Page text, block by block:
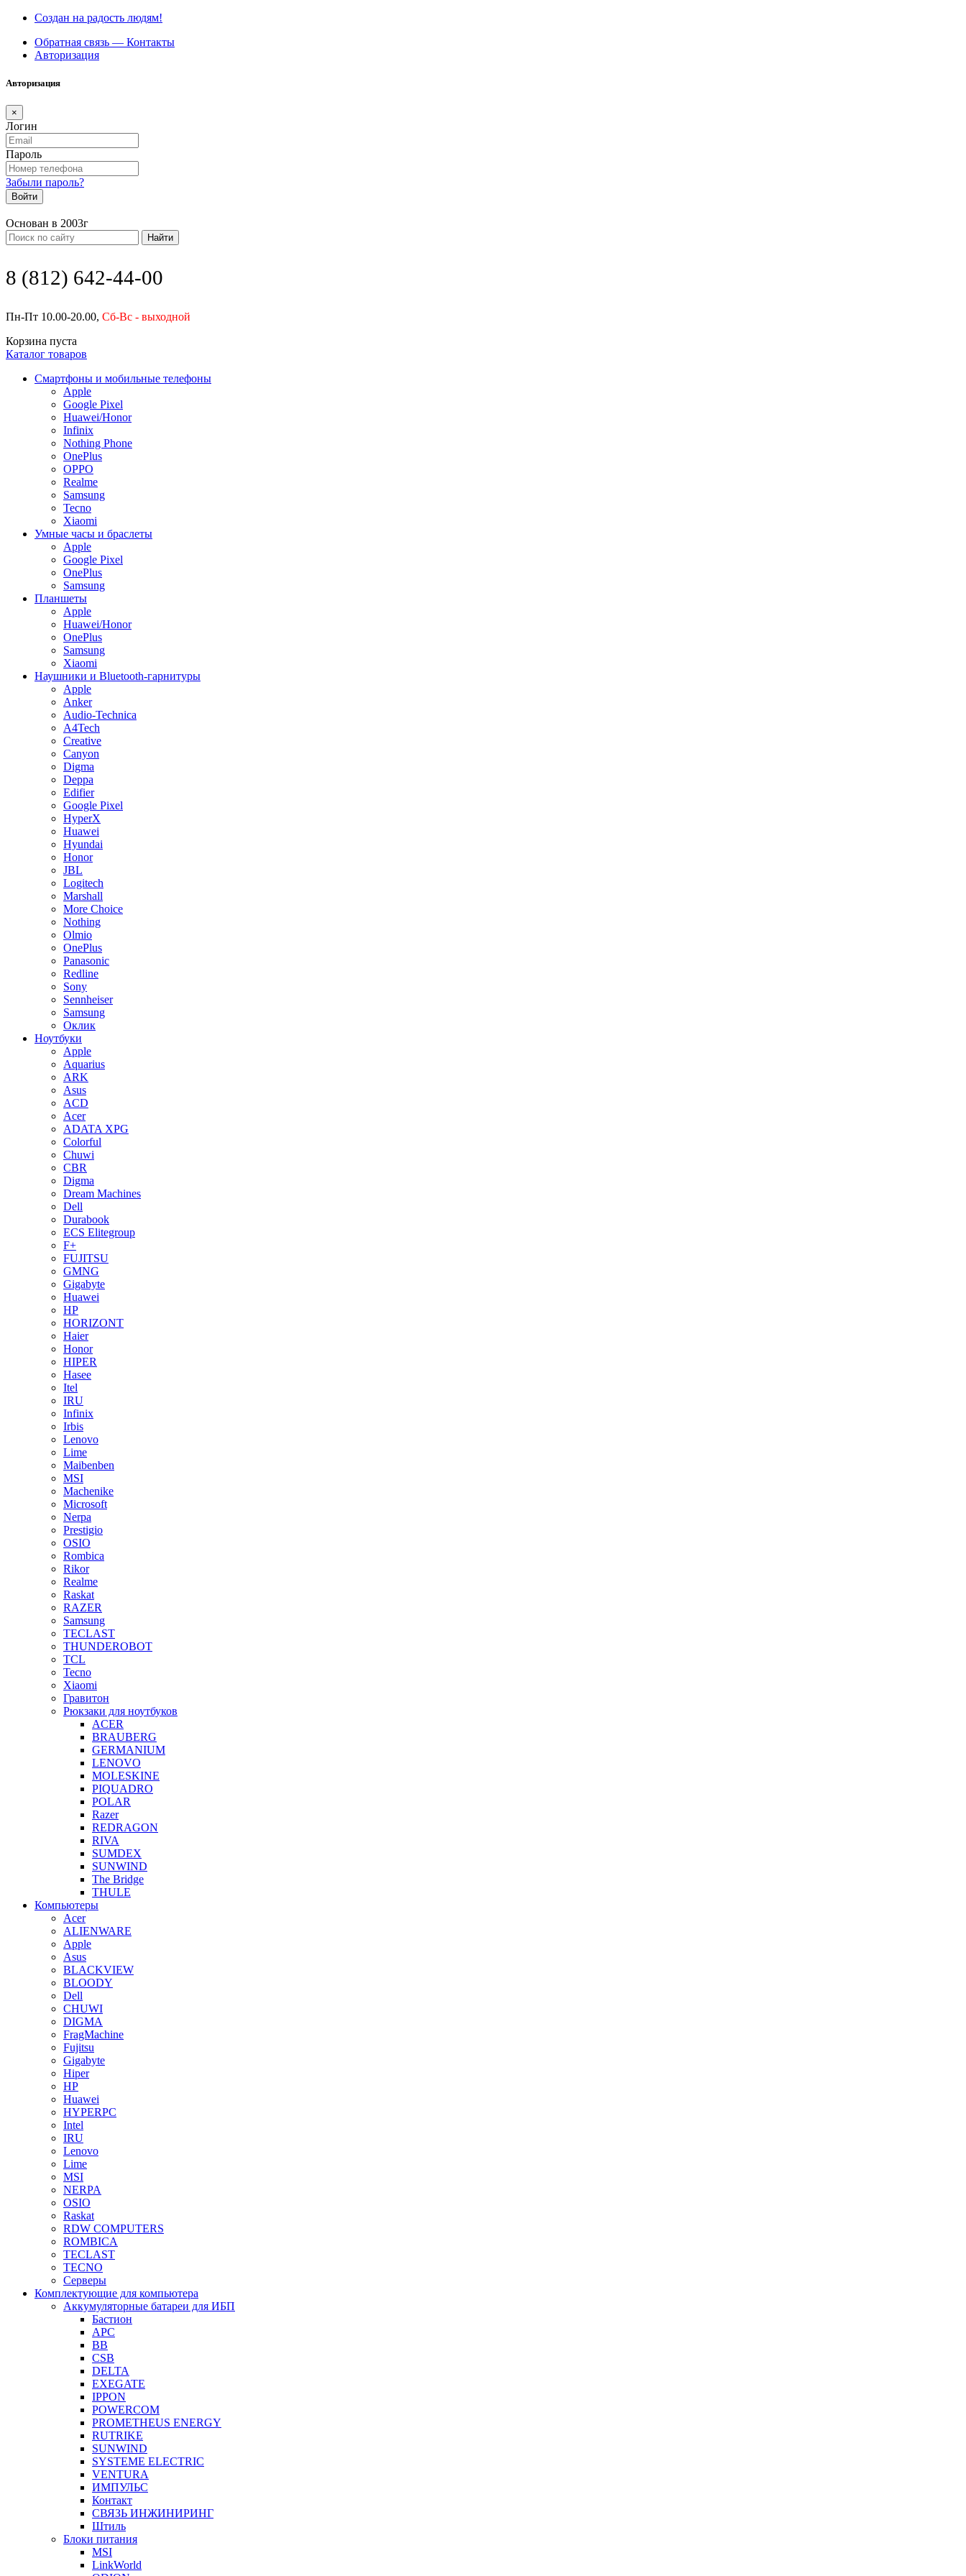
Создан на радость людям!
Обратная связь — Контакты
Авторизация
Авторизация
×
Логин
Пароль
Забыли пароль?
Войти
Основан в 2003г
Найти
8 (812) 642-44-00
Пн-Пт 10.00-20.00, Сб-Вс - выходной
Корзина пуста
Каталог товаров
Смартфоны и мобильные телефоны
Apple
Google Pixel
Huawei/Honor
Infinix
Nothing Phone
OnePlus
OPPO
Realme
Samsung
Tecno
Xiaomi
Умные часы и браслеты
Apple
Google Pixel
OnePlus
Samsung
Планшеты
Apple
Huawei/Honor
OnePlus
Samsung
Xiaomi
Наушники и Bluetooth-гарнитуры
Apple
Anker
Audio-Technica
A4Tech
Creative
Canyon
Digma
Deppa
Edifier
Google Pixel
HyperX
Huawei
Hyundai
Honor
JBL
Logitech
Marshall
More Choice
Nothing
Olmio
OnePlus
Panasonic
Redline
Sony
Sennheiser
Samsung
Оклик
Ноутбуки
Apple
Aquarius
ARK
Asus
ACD
Acer
ADATA XPG
Colorful
Chuwi
CBR
Digma
Dream Machines
Dell
Durabook
ECS Elitegroup
F+
FUJITSU
GMNG
Gigabyte
Huawei
HP
HORIZONT
Haier
Honor
HIPER
Hasee
Itel
IRU
Infinix
Irbis
Lenovo
Lime
Maibenben
MSI
Machenike
Microsoft
Nerpa
Prestigio
OSIO
Rombica
Rikor
Realme
Raskat
RAZER
Samsung
TECLAST
THUNDEROBOT
TCL
Tecno
Xiaomi
Гравитон
Рюкзаки для ноутбуков
ACER
BRAUBERG
GERMANIUM
LENOVO
MOLESKINE
PIQUADRO
POLAR
Razer
REDRAGON
RIVA
SUMDEX
SUNWIND
The Bridge
THULE
Компьютеры
Acer
ALIENWARE
Apple
Asus
BLACKVIEW
BLOODY
Dell
CHUWI
DIGMA
FragMachine
Fujitsu
Gigabyte
Hiper
HP
Huawei
HYPERPC
Intel
IRU
Lenovo
Lime
MSI
NERPA
OSIO
Raskat
RDW COMPUTERS
ROMBICA
TECLAST
TECNO
Серверы
Комплектующие для компьютера
Аккумуляторные батареи для ИБП
Бастион
APC
BB
CSB
DELTA
EXEGATE
IPPON
POWERCOM
PROMETHEUS ENERGY
RUTRIKE
SUNWIND
SYSTEME ELECTRIC
VENTURA
ИМПУЛЬС
Контакт
СВЯЗЬ ИНЖИНИРИНГ
Штиль
Блоки питания
MSI
LinkWorld